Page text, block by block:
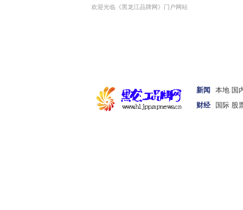
欢迎光临《黑龙江品牌网》门户网站
新闻 本地 国
财经
国际 股